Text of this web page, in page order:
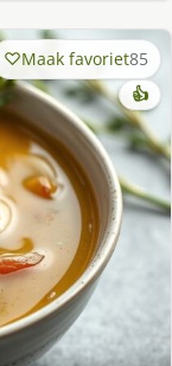
Maak favoriet85
👍